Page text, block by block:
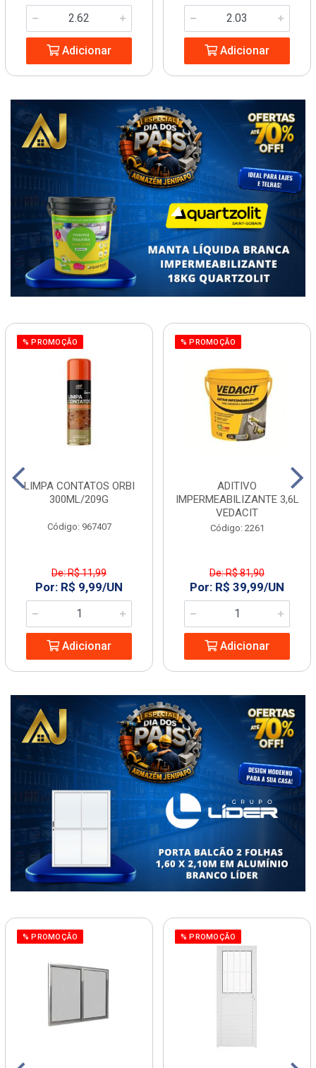
Adicionar Adicionar
% PROMOÇÃO
LIMPA CONTATOS ORBI
300ML/209G
Código: 967407
De: R$ 11,99
Por: R$ 9,99/UN
Adicionar
% PROMOÇÃO
ADITIVO
IMPERMEABILIZANTE 3,6L
VEDACIT
Código: 2261
De: R$ 81,90
Por: R$ 39,99/UN
Adicionar
% PROMOÇÃO % PROMOÇÃO